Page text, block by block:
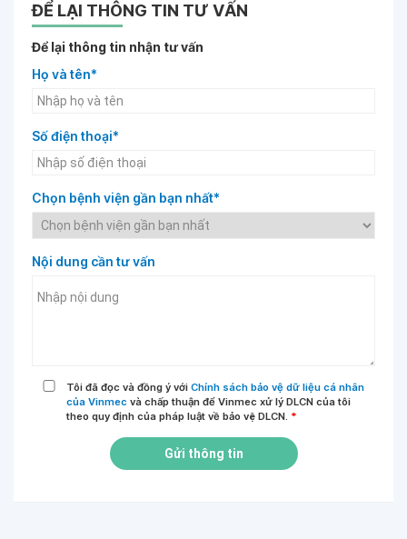
ĐỂ LẠI THÔNG TIN TƯ VẤN
Để lại thông tin nhận tư vấn
Họ và tên*
Số điện thoại*
Chọn bệnh viện gần bạn nhất*
Nội dung cần tư vấn
Tôi đã đọc và đồng ý với Chính sách bảo vệ dữ liệu cá nhân
của Vinmec và chấp thuận để Vinmec xử lý DLCN của tôi
theo quy định của pháp luật về bảo vệ DLCN. *
Gửi thông tin